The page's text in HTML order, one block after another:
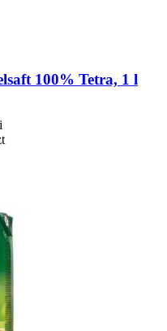
100% Tetra, 1 l